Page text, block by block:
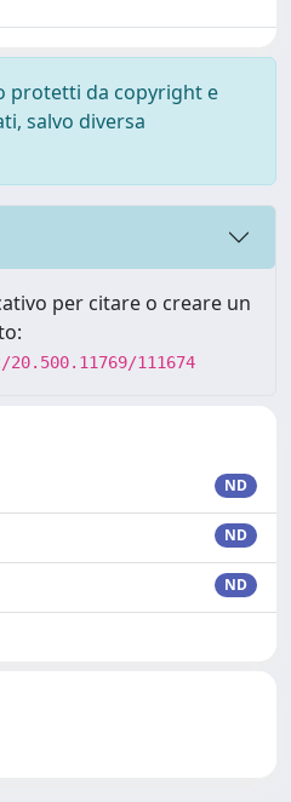
protetti da copyright e
salvo diversa
per citare o creare un
111674
ND
ND
ND